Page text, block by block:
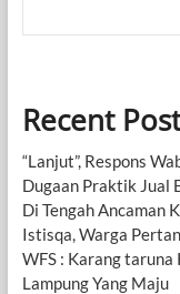
Recent
“Lanjut”, Respons
Dugaan Praktik Jual
Di Tengah Ancaman
Istisqa, Warga
WFS : Karang
Lampung Yang Maju